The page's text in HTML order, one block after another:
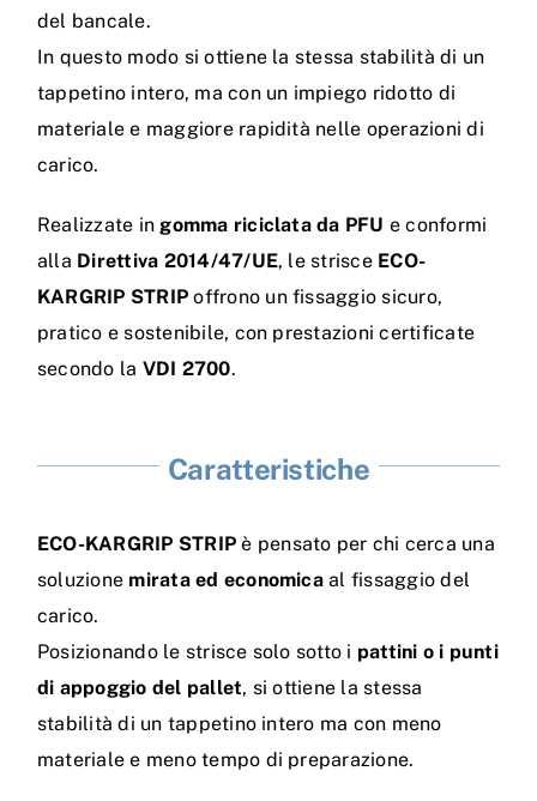
del bancale.
In questo modo si ottiene la stessa stabilità di un
tappetino intero, ma con un impiego ridotto di
materiale e maggiore rapidità nelle operazioni di
carico.
Realizzate in gomma riciclata da PFU e conformi
alla Direttiva 2014/47/UE, le strisce ECO-
KARGRIP STRIP offrono un fissaggio sicuro,
pratico e sostenibile, con prestazioni certificate
secondo la VDI 2700.
Caratteristiche
ECO-KARGRIP STRIP è pensato per chi cerca una
soluzione mirata ed economicaal fissaggio del
carico.
Posizionando le strisce solo sotto i pattini o i punti
di appoggio del pallet, si ottiene la stessa
stabilità di un tappetino intero ma con meno
materiale e meno tempo di preparazione.